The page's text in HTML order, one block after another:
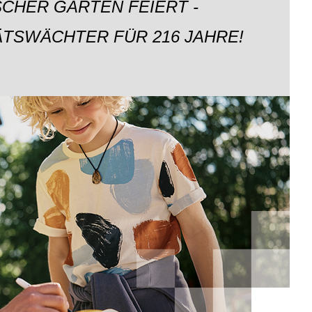
GARTEN FEIERT -
FÜR 216 JAHRE!